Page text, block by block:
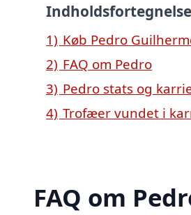
Indholdsfortegnelse
1) Køb Pedro
2) FAQ om Pedro
3) Pedro stats og
4) Trofæer vundet i
FAQ om